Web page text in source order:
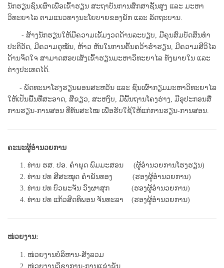
ນັກຮຽນຊົນເຜົ່າເພື່ອເຂົ້າຮຽນ ສະຖາບັນການສຶກສາຊັ້ນສູງ ແລະ ມະຫາ
ວິທະຍາໄລ ຕາມແນວທາງນະໂຍບາຍຂອງພັກ ແລະ ລັດຖະບານ.
- ສ້າງນັກຮຽນໃຫ້ມີຄວາມເຂັ້ມງວດດ້ານລະບຽບ, ມີຄຸນສົມບັດສິນທໍາ
ປະຕິວັດ, ມີຄວາມດຸໝັ່ນ, ຫ້າວ ຫັນໃນການຄົ້ນຄວ້າຮໍ່າຮຽນ, ມີຄວາມສີວິໄລ
ດ້ານຈິດໃຈ ສາມາດສອບເສັງເຂົ້າຮຽນມະຫາວິທະຍາໄລ ທັງພາຍໃນ ແລະ
ຕ່າງປະເທດໄດ້.
- ພັດທະນາໂຮງຮຽນພອນສະຫວັນ ແລະ ຊົນເຜົ່າກຽມມະຫາວິທະຍາໄລ
ໃຫ້ເປັນພື້ນທີ່ສະອາດ, ສີຂຽວ, ສະຫງົບ, ມີພື້ນຖານໂຄງຮ່າງ, ມີອຸປະກອນສື່
ການຮຽນ-ການສອນ ທີ່ທັນສະໄໝ ເພື່ອຮັບໃຊ້ໃຫ້ແກ່ການຮຽນ-ການສອນ.
ຄະນະຜູ້ອໍານວຍການ
ທ່ານ ຮສ. ປອ. ຄຳພຸດ ພົມມະສອນ (ຜູ້ອຳນວຍການໂຮງຮຽນ)
ທ່ານ ປທ ສີສະໝຸດ ຄໍາພັນທອງ (ຮອງຜູ້ອໍານວຍການ)
ທ່ານ ປທ ບົວພະຈັນ ວົງຜາສຸກ (ຮອງຜູ້ອໍານວຍການ)
ທ່ານ ປທ ແກ້ວສິດທິພອນ ຈັນທະລາ (ຮອງຜູ້ອໍານວຍການ)
ໜ່ວຍງານ:
ໜ່ວຍງານບໍລິຫານ-ສັງລວມ
ໜ່ວຍງານວິຊາການ-ການແຂ່ງຂັນ